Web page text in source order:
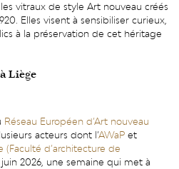
vitraux de style Art nouveau créés
Elles visent à sensibiliser curieux,
à la préservation de cet héritage
Liège
Réseau Européen d’Art nouveau
acteurs dont l’AWaP et
(Faculté d’architecture de
2026, une semaine qui met à